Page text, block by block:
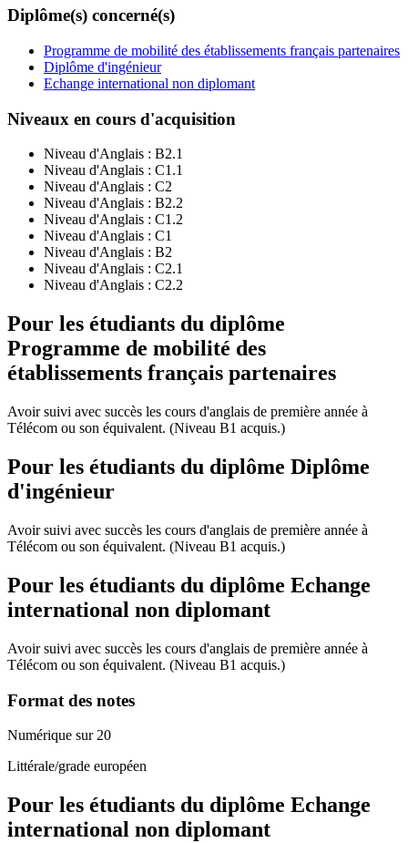
Diplôme(s) concerné(s)
Programme de mobilité des établissements français partenaires
Diplôme d'ingénieur
Echange international non diplomant
Niveaux en cours d'acquisition
Niveau d'Anglais : B2.1
Niveau d'Anglais : C1.1
Niveau d'Anglais : C2
Niveau d'Anglais : B2.2
Niveau d'Anglais : C1.2
Niveau d'Anglais : C1
Niveau d'Anglais : B2
Niveau d'Anglais : C2.1
Niveau d'Anglais : C2.2
Pour les étudiants du diplôme
Programme de mobilité des
établissements français partenaires
Avoir suivi avec succès les cours d'anglais de première année à
Télécom ou son équivalent. (Niveau B1 acquis.)
Pour les étudiants du diplôme Diplôme
d'ingénieur
Avoir suivi avec succès les cours d'anglais de première année à
Télécom ou son équivalent. (Niveau B1 acquis.)
Pour les étudiants du diplôme Echange
international non diplomant
Avoir suivi avec succès les cours d'anglais de première année à
Télécom ou son équivalent. (Niveau B1 acquis.)
Format des notes
Numérique sur 20
Littérale/grade européen
Pour les étudiants du diplôme Echange
international non diplomant